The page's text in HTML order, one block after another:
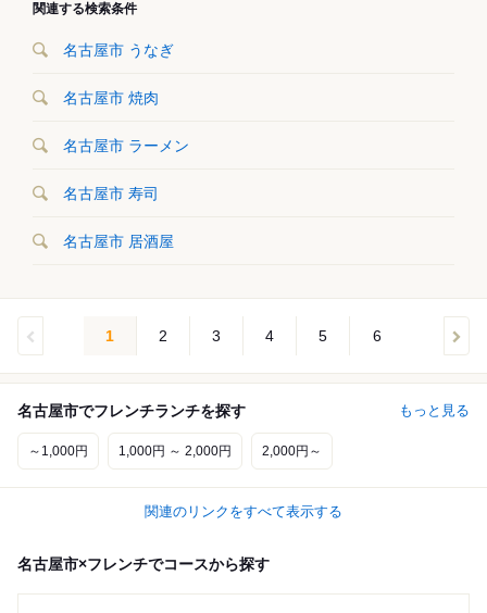
関連する検索条件
名古屋市 うなぎ
名古屋市 焼肉
名古屋市 ラーメン
名古屋市 寿司
名古屋市 居酒屋
1 2 3 4 5 6
名古屋市でフレンチランチを探す もっと見る
～1,000円 1,000円 ～ 2,000円 2,000円～
関連のリンクをすべて表示する
名古屋市×フレンチでコースから探す